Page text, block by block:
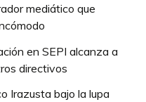
mediático que
en SEPI alcanza a
directivos
Irazusta bajo la lupa